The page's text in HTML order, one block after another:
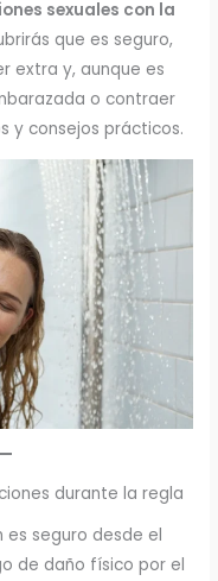
sexuales con la
que es seguro,
extra y, aunque es
o contraer
y consejos prácticos.
durante la regla
es seguro desde el
de daño físico por el